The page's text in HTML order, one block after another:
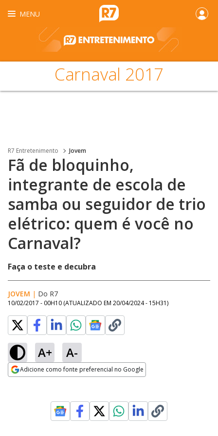
MENU
Carnaval 2017
R7 Entretenimento Jovem
Fã de bloquinho,
integrante de escola de
samba ou seguidor de trio
elétrico: quem é você no
Carnaval?
Faça o teste e decubra
JOVEM | Do R7
10/02/2017 - 00H10 (ATUALIZADO EM 20/04/2024 - 15H31)
A+ A-
Adicione como fonte preferencial no Google